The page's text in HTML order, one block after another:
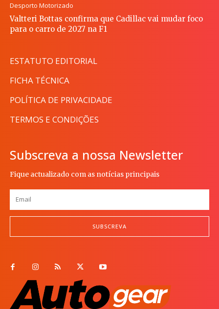
Desporto Motorizado
Valtteri Bottas confirma que Cadillac vai mudar foco
para o carro de 2027 na F1
ESTATUTO EDITORIAL
FICHA TÉCNICA
POLÍTICA DE PRIVACIDADE
TERMOS E CONDIÇÕES
Subscreva a nossa Newsletter
Fique actualizado com as notícias principais
SUBSCREVA